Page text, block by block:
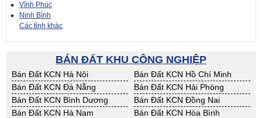
Vĩnh Phúc
Ninh Bình
Các tỉnh khác
BÁN ĐẤT KHU CÔNG NGHIỆP
Bán Đất KCN Hà Nội
Bán Đất KCN Hồ Chí Minh
Bán Đất KCN Đà Nẵng
Bán Đất KCN Hải Phòng
Bán Đất KCN Bình Dương
Bán Đất KCN Đồng Nai
Bán Đất KCN Hà Nam
Bán Đất KCN Hòa Bình